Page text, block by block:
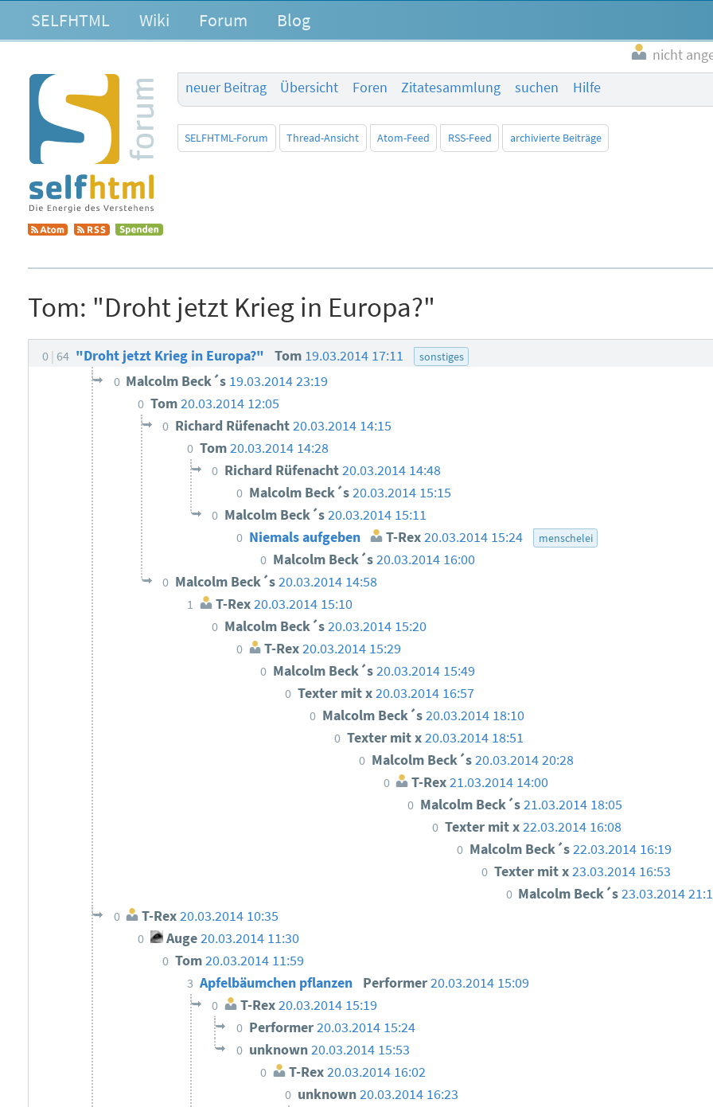
SELFHTML Wiki Forum Blog
nicht
neuer Beitrag
Übersicht Foren Zitatesammlung suchen Hilfe
SELFHTML-Forum Thread-Ansicht Atom-Feed RSS-Feed archivierte Beiträge
Tom: "Droht jetzt Krieg in Europa?"
0 64 "Droht jetzt Krieg in Europa?" Tom 19.03.2014 17:11 sonstiges
0 Malcolm Beck´s 19.03.2014 23:19
0 Tom20.03.2014 12:05
0 Richard Rüfenacht20.03.2014 14:15
0 Tom20.03.2014 14:28
0 Richard Rüfenacht20.03.2014 14:48
0 Malcolm Beck´s20.03.2014 15:15
0 Malcolm Beck´s20.03.2014 15:11
0 Niemals aufgeben T-Rex20.03.2014 15:24 menschelei
0 Malcolm Beck´s20.03.2014 16:00
0 Malcolm Beck´s20.03.2014 14:58
1 T-Rex20.03.2014 15:10
0 Malcolm Beck´s20.03.2014 15:20
0 T-Rex20.03.2014 15:29
0 Malcolm Beck´s20.03.2014 15:49
0 Texter mit x20.03.2014 16:57
0 Malcolm Beck´s20.03.2014 18:10
0 Texter mit x20.03.2014 18:51
0 Malcolm Beck´s20.03.2014 20:28
0 T-Rex21.03.2014 14:00
0 Malcolm Beck´s21.03.2014 18:05
0 Texter mit x22.03.2014 16:08
0 Malcolm Beck´s22.03.2014 16:19
0 Texter mit x23.03.2014 16:53
0 Malcolm Beck´s23.03.2014
0 T-Rex20.03.2014 10:35
0 Auge20.03.2014 11:30
0 Tom20.03.2014 11:59
3 Apfelbäumchen pflanzen Performer20.03.2014 15:09
0 T-Rex 20.03.2014 15:19
0 Performer20.03.2014 15:24
0 unknown20.03.2014 15:53
0 T-Rex20.03.2014 16:02
0 unknown20.03.2014 16:23